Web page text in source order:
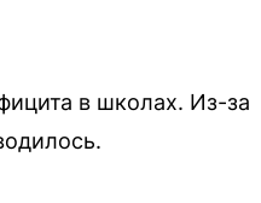
в школах. Из-за